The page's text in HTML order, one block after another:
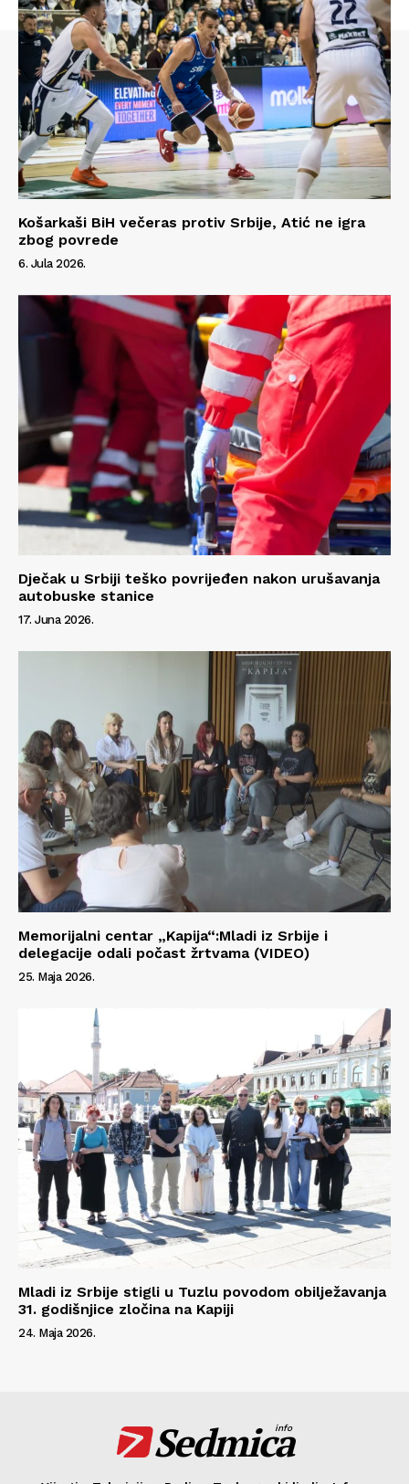
Info
O nama
Impressum
Košarkaši BiH večeras protiv Srbije, Atić ne igra
zbog povrede
6. Jula 2026.
Dječak u Srbiji teško povrijeđen nakon urušavanja
autobuske stanice
17. Juna 2026.
Memorijalni centar „Kapija“:Mladi iz Srbije i
delegacije odali počast žrtvama (VIDEO)
25. Maja 2026.
Mladi iz Srbije stigli u Tuzlu povodom obilježavanja
31. godišnjice zločina na Kapiji
24. Maja 2026.
Sedmica
info